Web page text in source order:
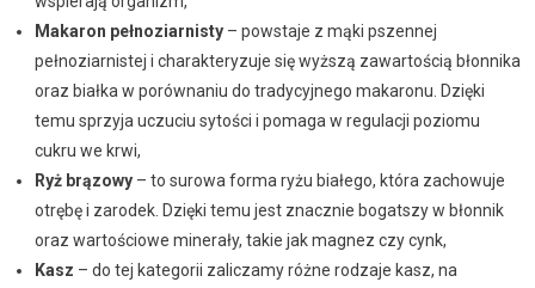
Makaron pełnoziarnisty– powstaje z mąki pszennej
pełnoziarnistej i charakteryzuje się wyższą zawartością błonnika
oraz białka w porównaniu do tradycyjnego makaronu. Dzięki
temu sprzyja uczuciu sytości i pomaga w regulacji poziomu
cukru we krwi,
Ryż brązowy– to surowa forma ryżu białego, która zachowuje
otrębę i zarodek. Dzięki temu jest znacznie bogatszy w błonnik
oraz wartościowe minerały, takie jak magnez czy cynk,
Kasz – do tej kategorii zaliczamy różne rodzaje kasz, na